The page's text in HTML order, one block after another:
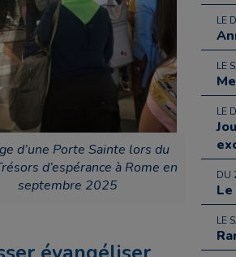
d’une Porte Sainte lors du
d’espérance à Rome en
septembre 2025
LE
LE
LE
DU
Le
LE